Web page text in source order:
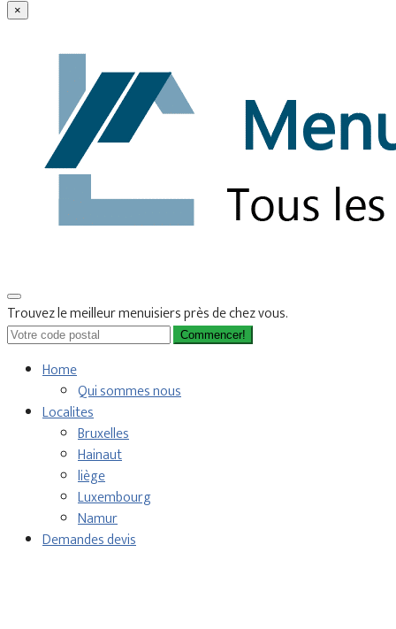
×
Trouvez le meilleur menuisiers près de chez vous.
Commencer!
Home
Qui sommes nous
Localites
Bruxelles
Hainaut
liège
Luxembourg
Namur
Demandes devis